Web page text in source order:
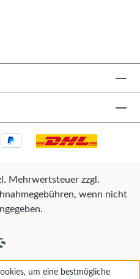
Mehrwertsteuer zzgl.
wenn nicht
um eine bestmögliche